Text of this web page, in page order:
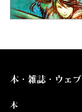
本・雑誌・ウェブ
本